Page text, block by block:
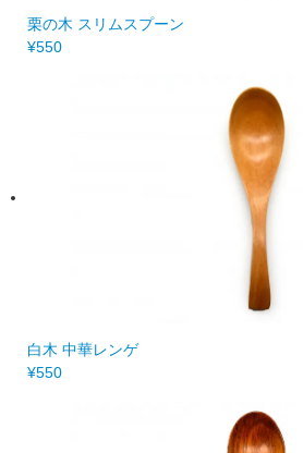
栗の木 スリムスプーン
¥550
白木 中華レンゲ
¥550